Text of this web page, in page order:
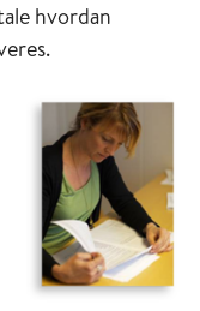
hvordan